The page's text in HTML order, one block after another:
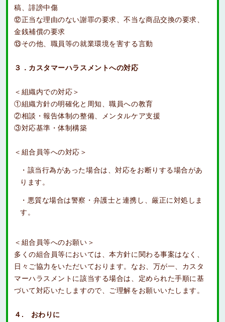
稿、誹謗中傷
⑫正当な理由のない謝罪の要求、不当な商品交換の要求、
金銭補償の要求
⑬その他、職員等の就業環境を害する言動
３．カスタマーハラスメントへの対応
＜組織内での対応＞
①組織方針の明確化と周知、職員への教育
②相談・報告体制の整備、メンタルケア支援
③対応基準・体制構築
＜組合員等への対応＞
該当行為があった場合は、対応をお断りする場合があ
ります。
悪質な場合は警察・弁護士と連携し、厳正に対処しま
す。
＜組合員等へのお願い＞
多くの組合員等においては、本方針に関わる事案はなく、
日々ご協力をいただいております。なお、万が一、カスタ
マーハラスメントに該当する場合は、定められた手順に基
づいて対応いたしますので、ご理解をお願いいたします。
４. おわりに